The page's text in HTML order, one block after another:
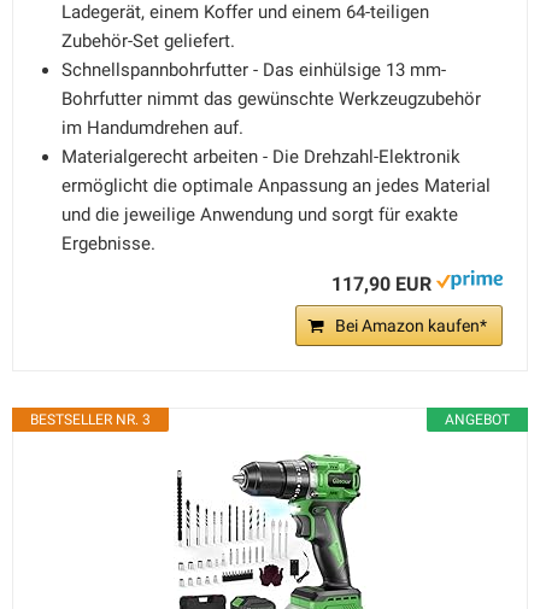
Ladegerät, einem Koffer und einem 64-teiligen
Zubehör-Set geliefert.
Schnellspannbohrfutter - Das einhülsige 13 mm-
Bohrfutter nimmt das gewünschte Werkzeugzubehör
im Handumdrehen auf.
Materialgerecht arbeiten - Die Drehzahl-Elektronik
ermöglicht die optimale Anpassung an jedes Material
und die jeweilige Anwendung und sorgt für exakte
Ergebnisse.
117,90 EUR
Bei Amazon kaufen*
ANGEBOT
BESTSELLER NR. 3